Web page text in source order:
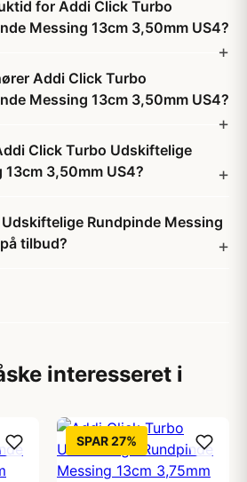
for Addi Click Turbo
Messing 13cm 3,50mm US4?
Addi Click Turbo
Messing 13cm 3,50mm US4?
Click Turbo Udskiftelige
3,50mm US4?
Rundpinde Messing
tilbud?
interesseret i
SPAR 27%